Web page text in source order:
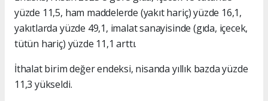
yüzde 11,5, ham maddelerde (yakıt hariç) yüzde 16,1,
yakıtlarda yüzde 49,1, imalat sanayisinde (gıda, içecek,
tütün hariç) yüzde 11,1 arttı.
İthalat birim değer endeksi, nisanda yıllık bazda yüzde
11,3 yükseldi.